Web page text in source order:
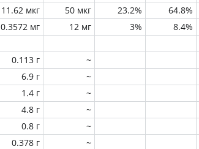
11.62 мкг 50 мкг 23.2% 64.8%
0.3572 мг 12 мг 3% 8.4%
0.113 г
~
6.9 г
~
1.4 г
~
4.8 г
~
0.8 г ~
0.378 г
~